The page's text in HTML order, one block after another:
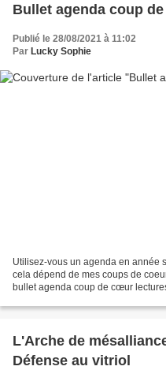
Bullet agenda coup
Publié le 28/08/2021 à 11:02
Par Lucky Sophie
Utilisez-vous un agenda en année
cela dépend de mes coups de
bullet agenda coup de cœur
L'Arche de
Défense au vitriol